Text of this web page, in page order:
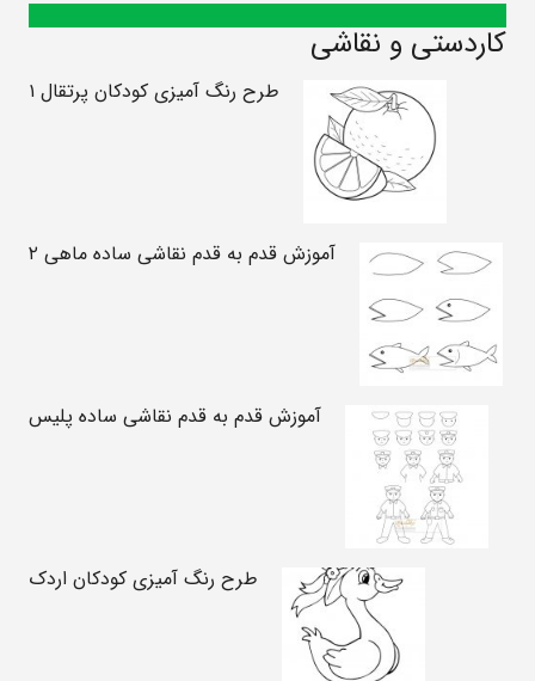
کاردستی و نقاشی
طرح رنگ آمیزی کودکان پرتقال ۱
آموزش قدم به قدم نقاشی ساده ماهی ۲
آموزش قدم به قدم نقاشی ساده پلیس
طرح رنگ آمیزی کودکان اردک